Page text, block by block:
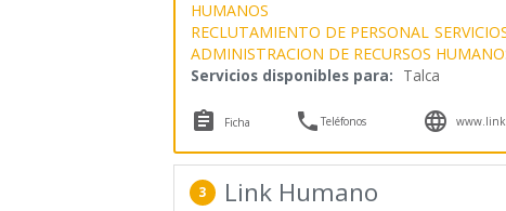
HUMANOS
RECLUTAMIENTO DE PERSONAL
ADMINISTRACION DE RECURSOS
Servicios disponibles para: Talca
 Ficha Teléfonos 
3 Link Humano